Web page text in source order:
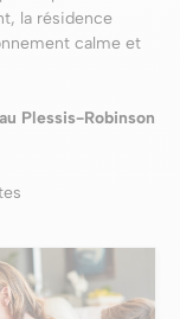
la résidence
calme et
Plessis-Robinson